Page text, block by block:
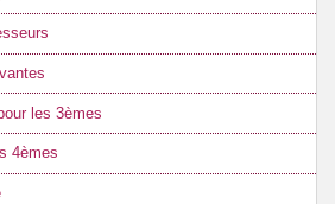
les 3èmes
4èmes